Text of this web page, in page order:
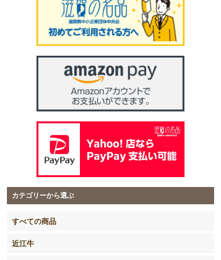
カテゴリーから選ぶ
すべての商品
近江牛